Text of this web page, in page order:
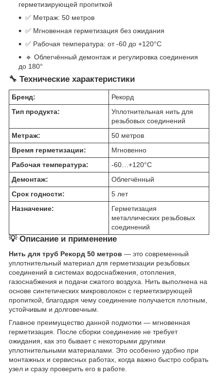
герметизирующей пропиткой
✅ Метраж: 50 метров
✅ Мгновенная герметизация без ожидания
✅ Рабочая температура: от -60 до +120°C
🔹 Облегчённый демонтаж и регулировка соединения
до 180°
🔧 Технические характеристики
Бренд:
Рекорд
Тип продукта:
Уплотнительная нить для
резьбовых соединений
Метраж:
50 метров
Время герметизации:
Мгновенно
Рабочая температура:
-60…+120°C
Демонтаж:
Облегчённый
Срок годности:
5 лет
Назначение:
Герметизация
металлических резьбовых
соединений
💡 Описание и применение
Нить для труб Рекорд 50 метров — это современный
уплотнительный материал для герметизации резьбовых
соединений в системах водоснабжения, отопления,
газоснабжения и подачи сжатого воздуха. Нить выполнена на
основе синтетических микроволокон с герметизирующей
пропиткой, благодаря чему соединение получается плотным,
устойчивым и долговечным.
Главное преимущество данной подмотки — мгновенная
герметизация. После сборки соединение не требует
ожидания, как это бывает с некоторыми другими
уплотнительными материалами. Это особенно удобно при
монтажных и сервисных работах, когда важно быстро собрать
узел и сразу проверить его в работе.